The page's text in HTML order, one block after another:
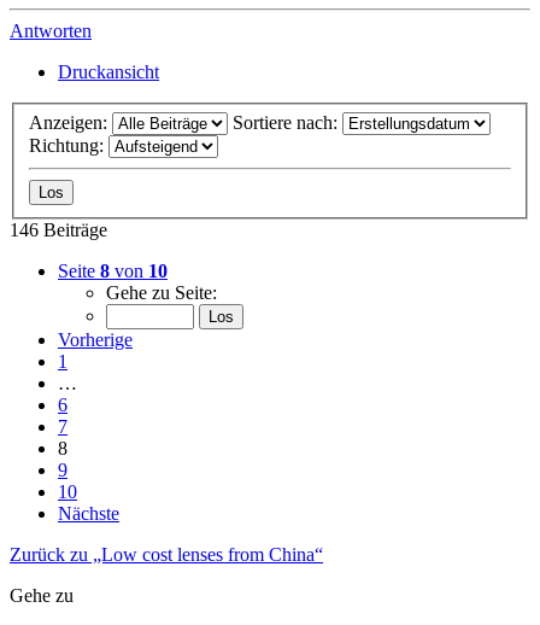
Antworten
Druckansicht
Anzeigen:
Sortiere nach:
Richtung:
146 Beiträge
Seite 8 von 10
Gehe zu Seite:
Vorherige
1
…
6
7
8
9
10
Nächste
Zurück zu „Low cost lenses from China“
Gehe zu